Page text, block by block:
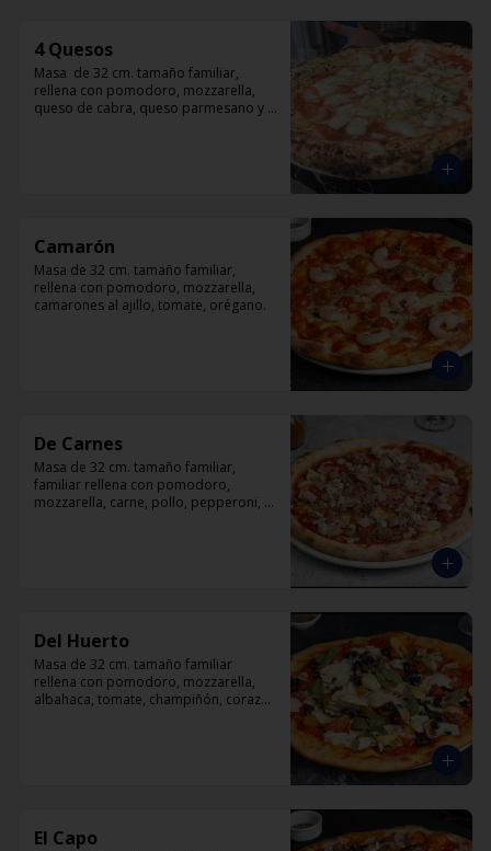
4 Quesos
Masa  de 32 cm. tamaño familiar,
rellena con pomodoro, mozzarella,
queso de cabra, queso parmesano y
Camarón
Masa de 32 cm. tamaño familiar,
rellena con pomodoro, mozzarella,
camarones al ajillo, tomate, orégano.
De Carnes
Masa de 32 cm. tamaño familiar,
familiar rellena con pomodoro,
mozzarella, carne, pollo, pepperoni,
Del Huerto
Masa de 32 cm. tamaño familiar
rellena con pomodoro, mozzarella,
albahaca, tomate, champiñón, corazón
El Capo